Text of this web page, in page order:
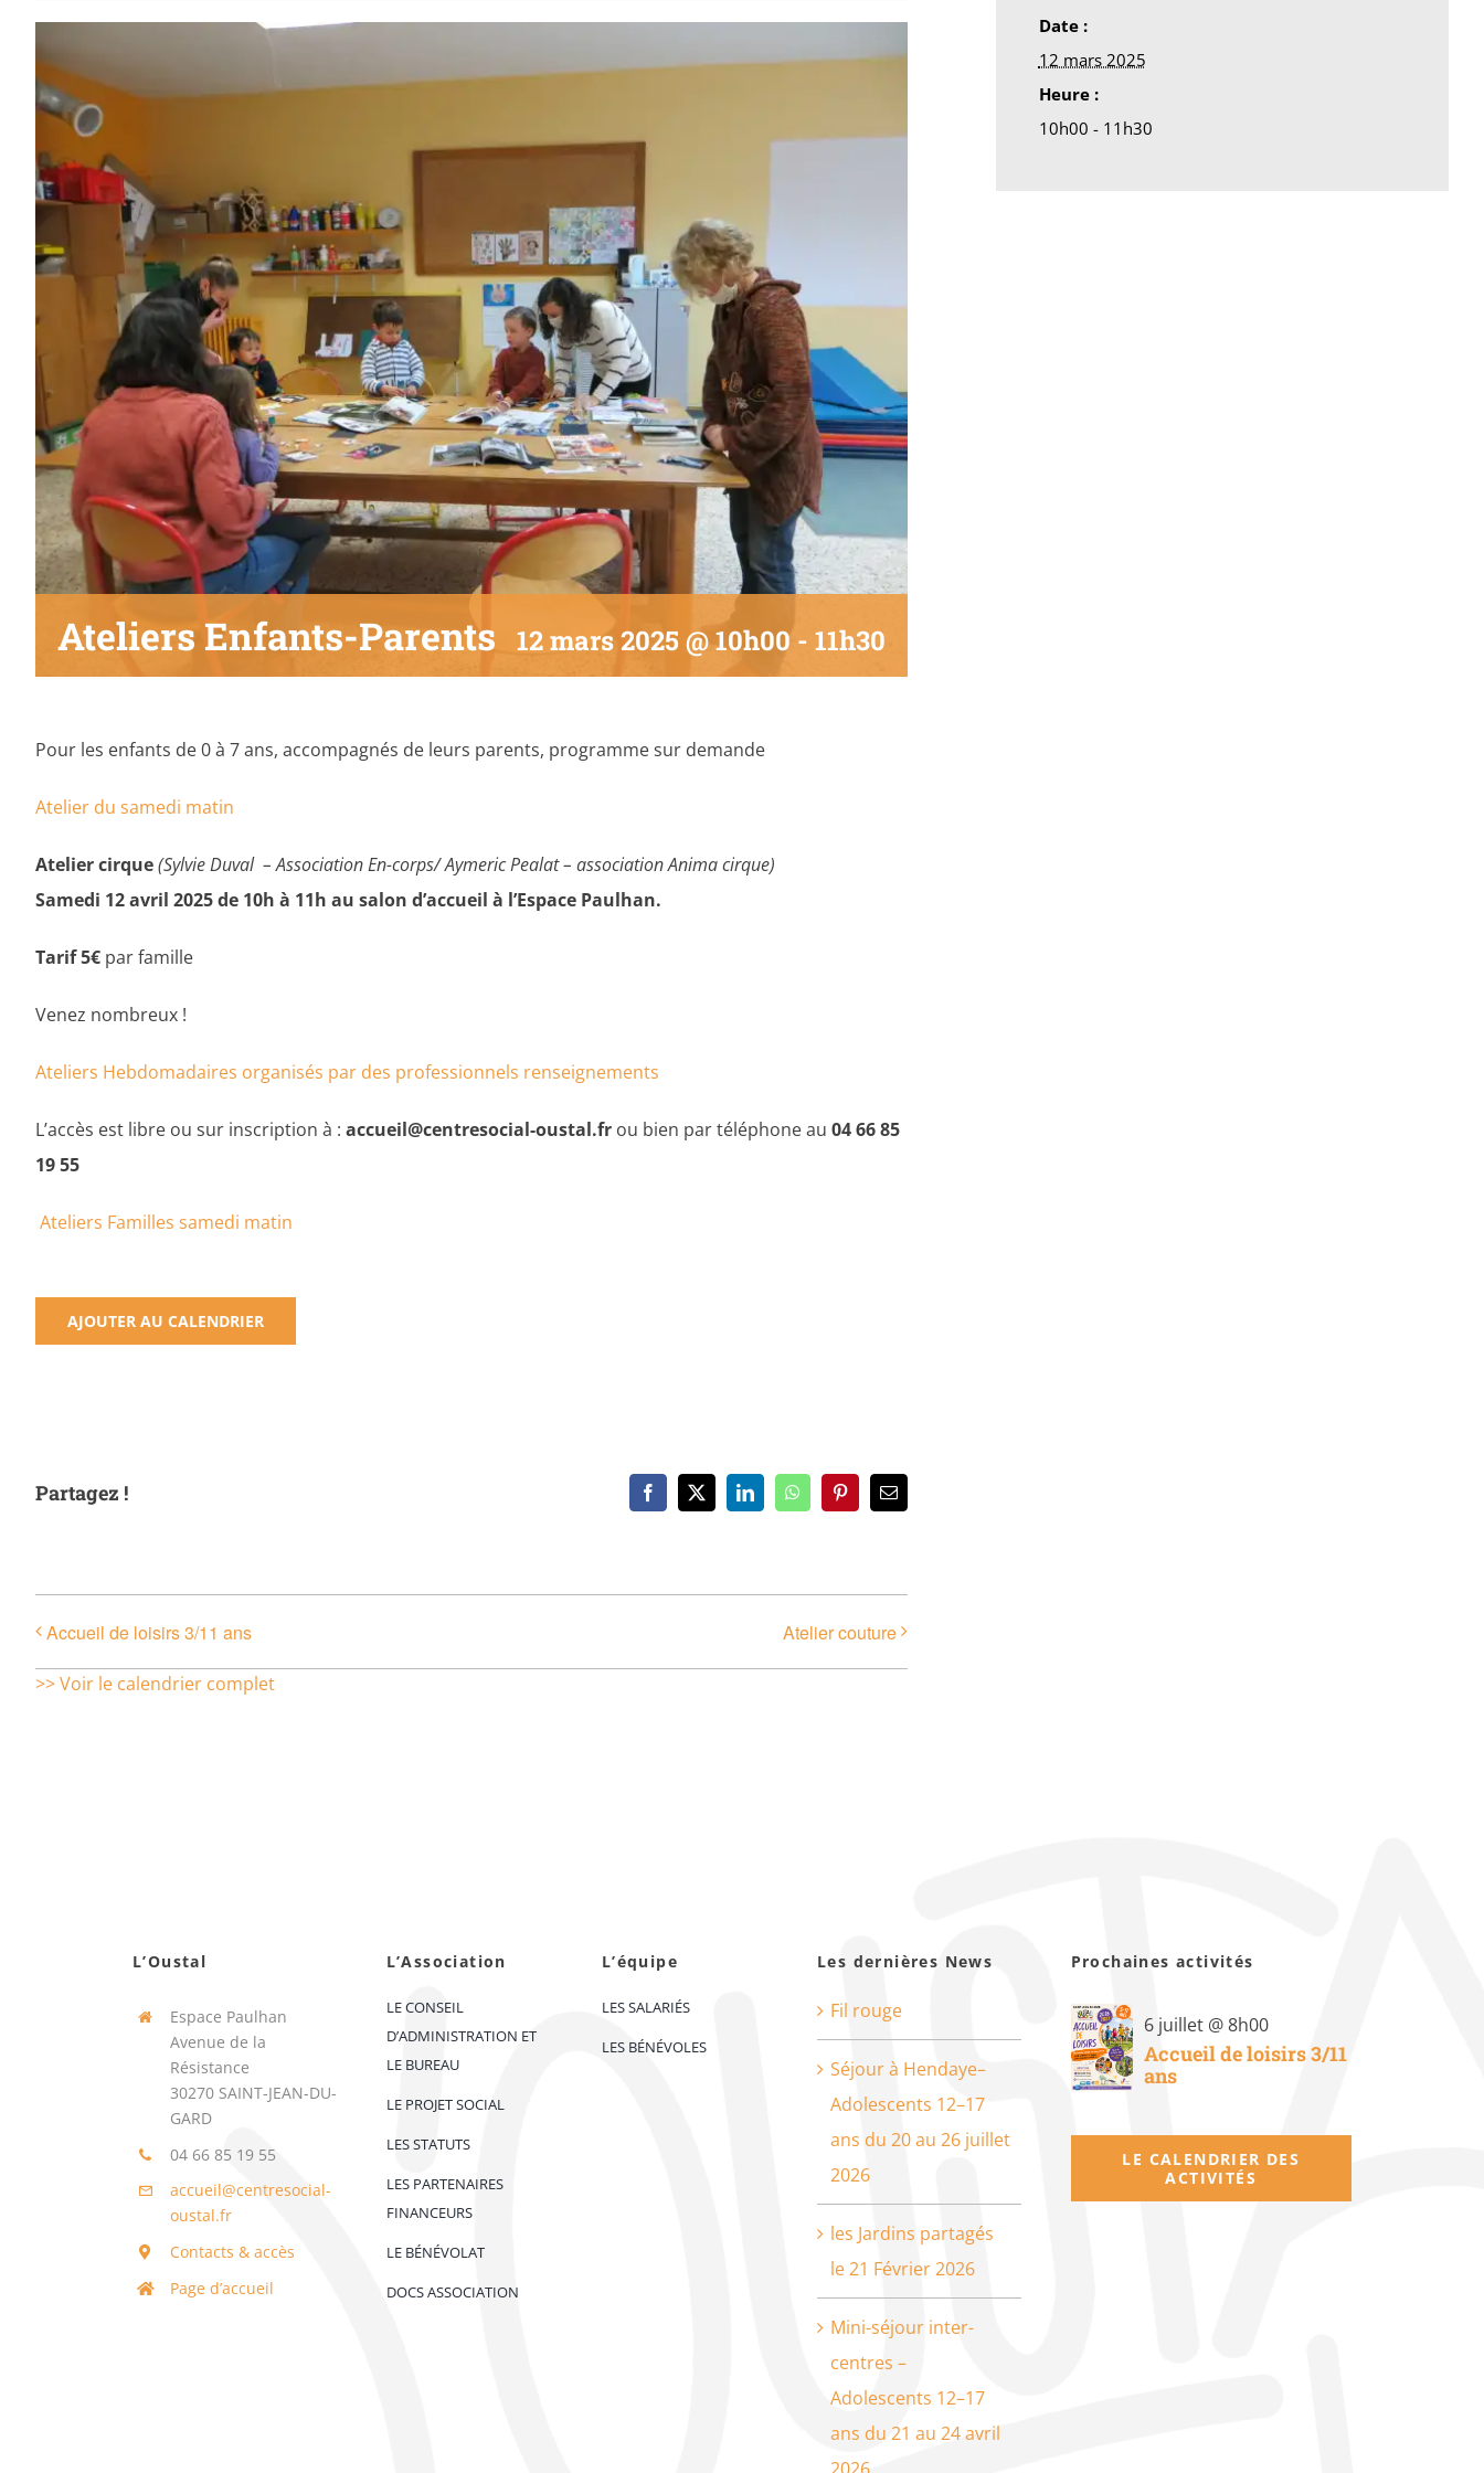
Ateliers Enfants-Parents 12 mars 2025 @ 10h00 -11h30
Pour les enfants de 0 à 7 ans, accompagnés de leurs parents, programme sur demande
Atelier du samedi matin
Atelier cirque(Sylvie Duval – Association En-corps/ Aymeric Pealat – association Anima cirque)
Samedi 12 avril 2025 de 10h à 11h au salon d’accueil à l’Espace Paulhan.
Tarif 5€ par famille
Venez nombreux !
Ateliers Hebdomadaires organisés par des professionnels renseignements
L’accès est libre ou sur inscription à : accueil@centresocial-oustal.fr ou bien par téléphone au 04 66 85
19 55
Ateliers Familles samedi matin
AJOUTER AU CALENDRIER
Partagez ! Facebook
X LinkedInWhatsAppPinterestEmail
Accueil de loisirs 3/11 ans Atelier couture
>> Voir le calendrier complet
Date :
12 mars 2025
Heure :
10h00 - 11h30
L’Oustal
Espace Paulhan
Avenue de la
Résistance
30270 SAINT-JEAN-DU-
GARD
04 66 85 19 55
accueil@centresocial-
oustal.fr
Contacts & accès
Page d’accueil
L’Association
LE CONSEIL
D’ADMINISTRATION ET
LE BUREAU
LE PROJET SOCIAL
LES STATUTS
LES PARTENAIRES
FINANCEURS
LE BÉNÉVOLAT
DOCS ASSOCIATION
L’équipe
LES SALARIÉS
LES BÉNÉVOLES
Les dernières News
Fil rouge
Séjour à Hendaye–
Adolescents 12–17
ans du 20 au 26 juillet
2026
les Jardins partagés
le 21 Février 2026
Mini-séjour inter-
centres –
Adolescents 12–17
ans du 21 au 24 avril
Prochaines activités
6 juillet @ 8h00
Accueil de loisirs 3/11
ans
LE CALENDRIER DES
ACTIVITÉS